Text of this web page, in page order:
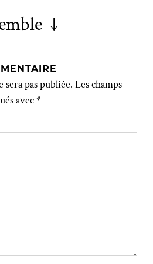
↓
sera pas publiée. Les champs
avec*